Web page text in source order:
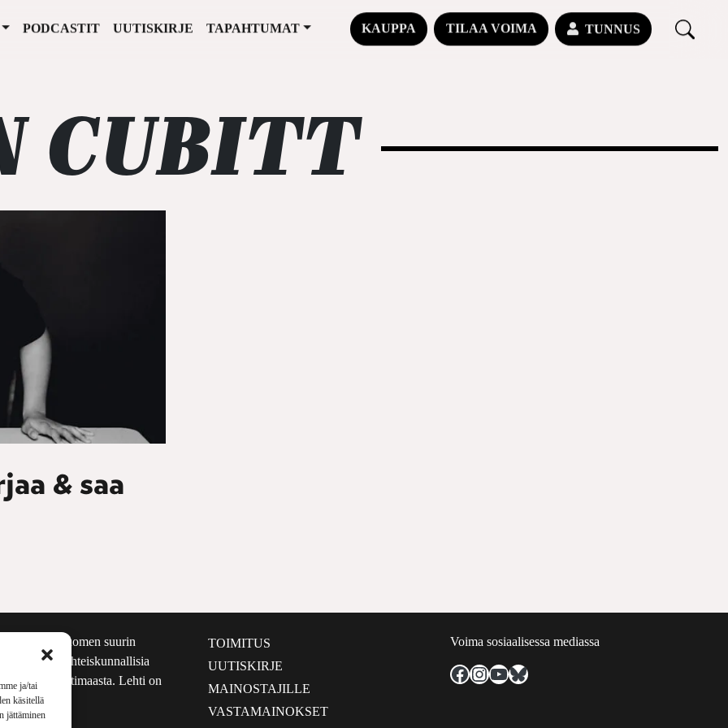
ja/tai
käsitellä
jättäminen
PODCASTIT UUTISKIRJE TAPAHTUMAT KAUPPA TILAA VOIMA TUNNUS
CUBITT
& saa
Suomen suurin
esiin yhteiskunnallisia
kuin kotimaasta. Lehti on
1999.
TOIMITUS
UUTISKIRJE
MAINOSTAJILLE
VASTAMAINOKSET
Voima sosiaalisessa mediassa
Facebook
Instagram
YouTube
Bluesky